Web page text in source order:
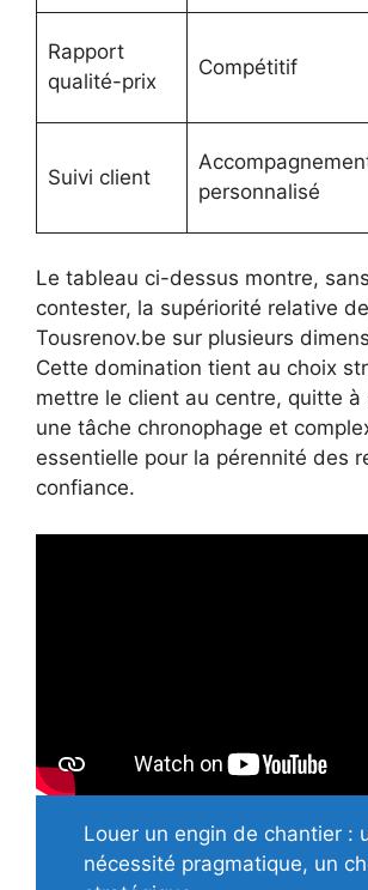
Rapport
qualité-prix
Compétitif
Suivi client
personnalisé
Le tableau ci-dessus montre,
contester, la supériorité relative de
Tousrenov.be sur plusieurs
Cette domination tient au choix
mettre le client au centre, quitte à
une tâche chronophage et
essentielle pour la pérennité des
confiance.
Louer un engin de chantier :
nécessité pragmatique, un